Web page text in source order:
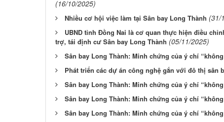
(16/10/2025)
Nhiều cơ hội việc làm tại Sân bay Long Thành (31/
UBND tỉnh Đồng Nai là cơ quan thực hiện điều
trợ, tái định cư Sân bay Long Thành (05/11/2025)
Sân bay Long Thành: Minh chứng của ý chí
Phát triển các dự án công nghệ gắn với đô thị sân
Sân bay Long Thành: Minh chứng của ý chí
Sân bay Long Thành: Minh chứng của ý chí
Sân bay Long Thành: Minh chứng của ý chí